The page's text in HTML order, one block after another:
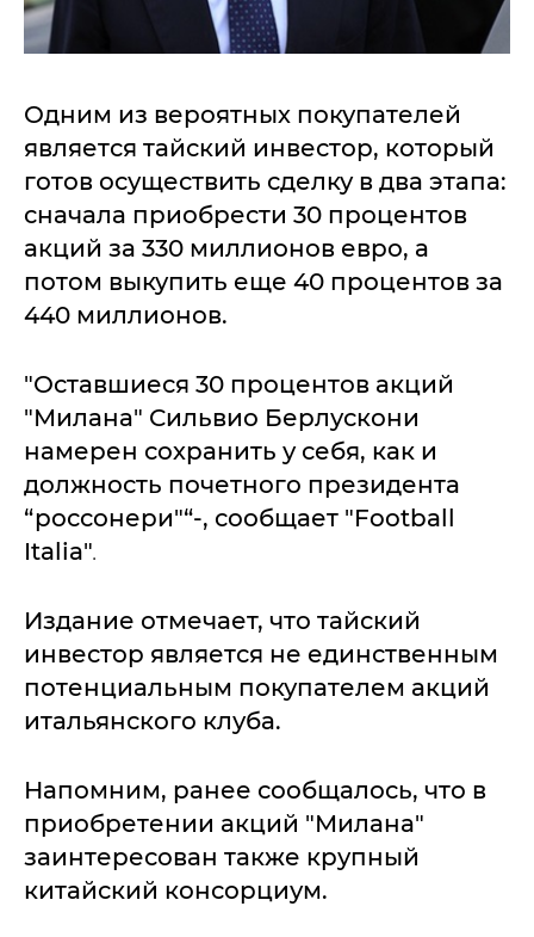
Одним из вероятных покупателей
является тайский инвестор, который
готов осуществить сделку в два этапа:
сначала приобрести 30 процентов
акций за 330 миллионов евро, а
потом выкупить еще 40 процентов за
440 миллионов.
"Оставшиеся 30 процентов акций
"Милана" Сильвио Берлускони
намерен сохранить у себя, как и
должность почетного президента
“россонери"“-, сообщает "Football
Italia".
Издание отмечает, что тайский
инвестор является не единственным
потенциальным покупателем акций
итальянского клуба.
Напомним, ранее сообщалось, что в
приобретении акций "Милана"
заинтересован также крупный
китайский консорциум.